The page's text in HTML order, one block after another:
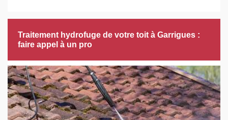
Traitement hydrofuge de votre toit à Garrigues :
faire appel à un pro